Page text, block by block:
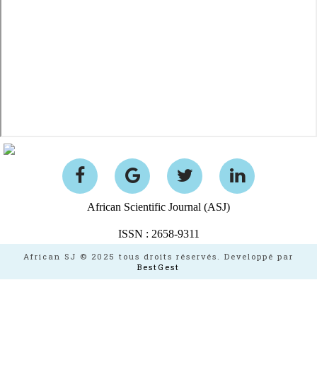
African Scientific Journal (ASJ)
ISSN : 2658-9311
African SJ © 2025 tous droits réservés. Developpé par
BestGest